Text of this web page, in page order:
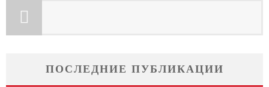
ПОСЛЕДНИЕ ПУБЛИКАЦИИ